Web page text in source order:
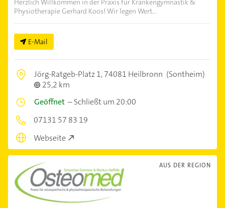
Physiotherapie Gerhard Koos! Wir legen Wert...
E-Mail
Jörg-Ratgeb-Platz 1,74081 Heilbronn (Sontheim)
25,2 km
Geöffnet –Schließt um 20:00
07131 57 83 19
Webseite
AUS DER REGION